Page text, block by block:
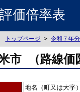
価倍率表
トップページ > 令和７年分
市 （路線価
地名（町又は大字